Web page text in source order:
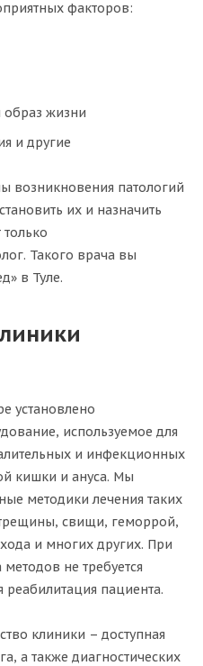
факторов:
жизни
и другие
возникновения патологий
их и назначить
Такого врача вы
в Туле.
установлено
используемое для
и инфекционных
кишки и ануса. Мы
методики лечения таких
свищи, геморрой,
и многих других. При
не требуется
реабилитация пациента.
клиники – доступная
а также диагностических